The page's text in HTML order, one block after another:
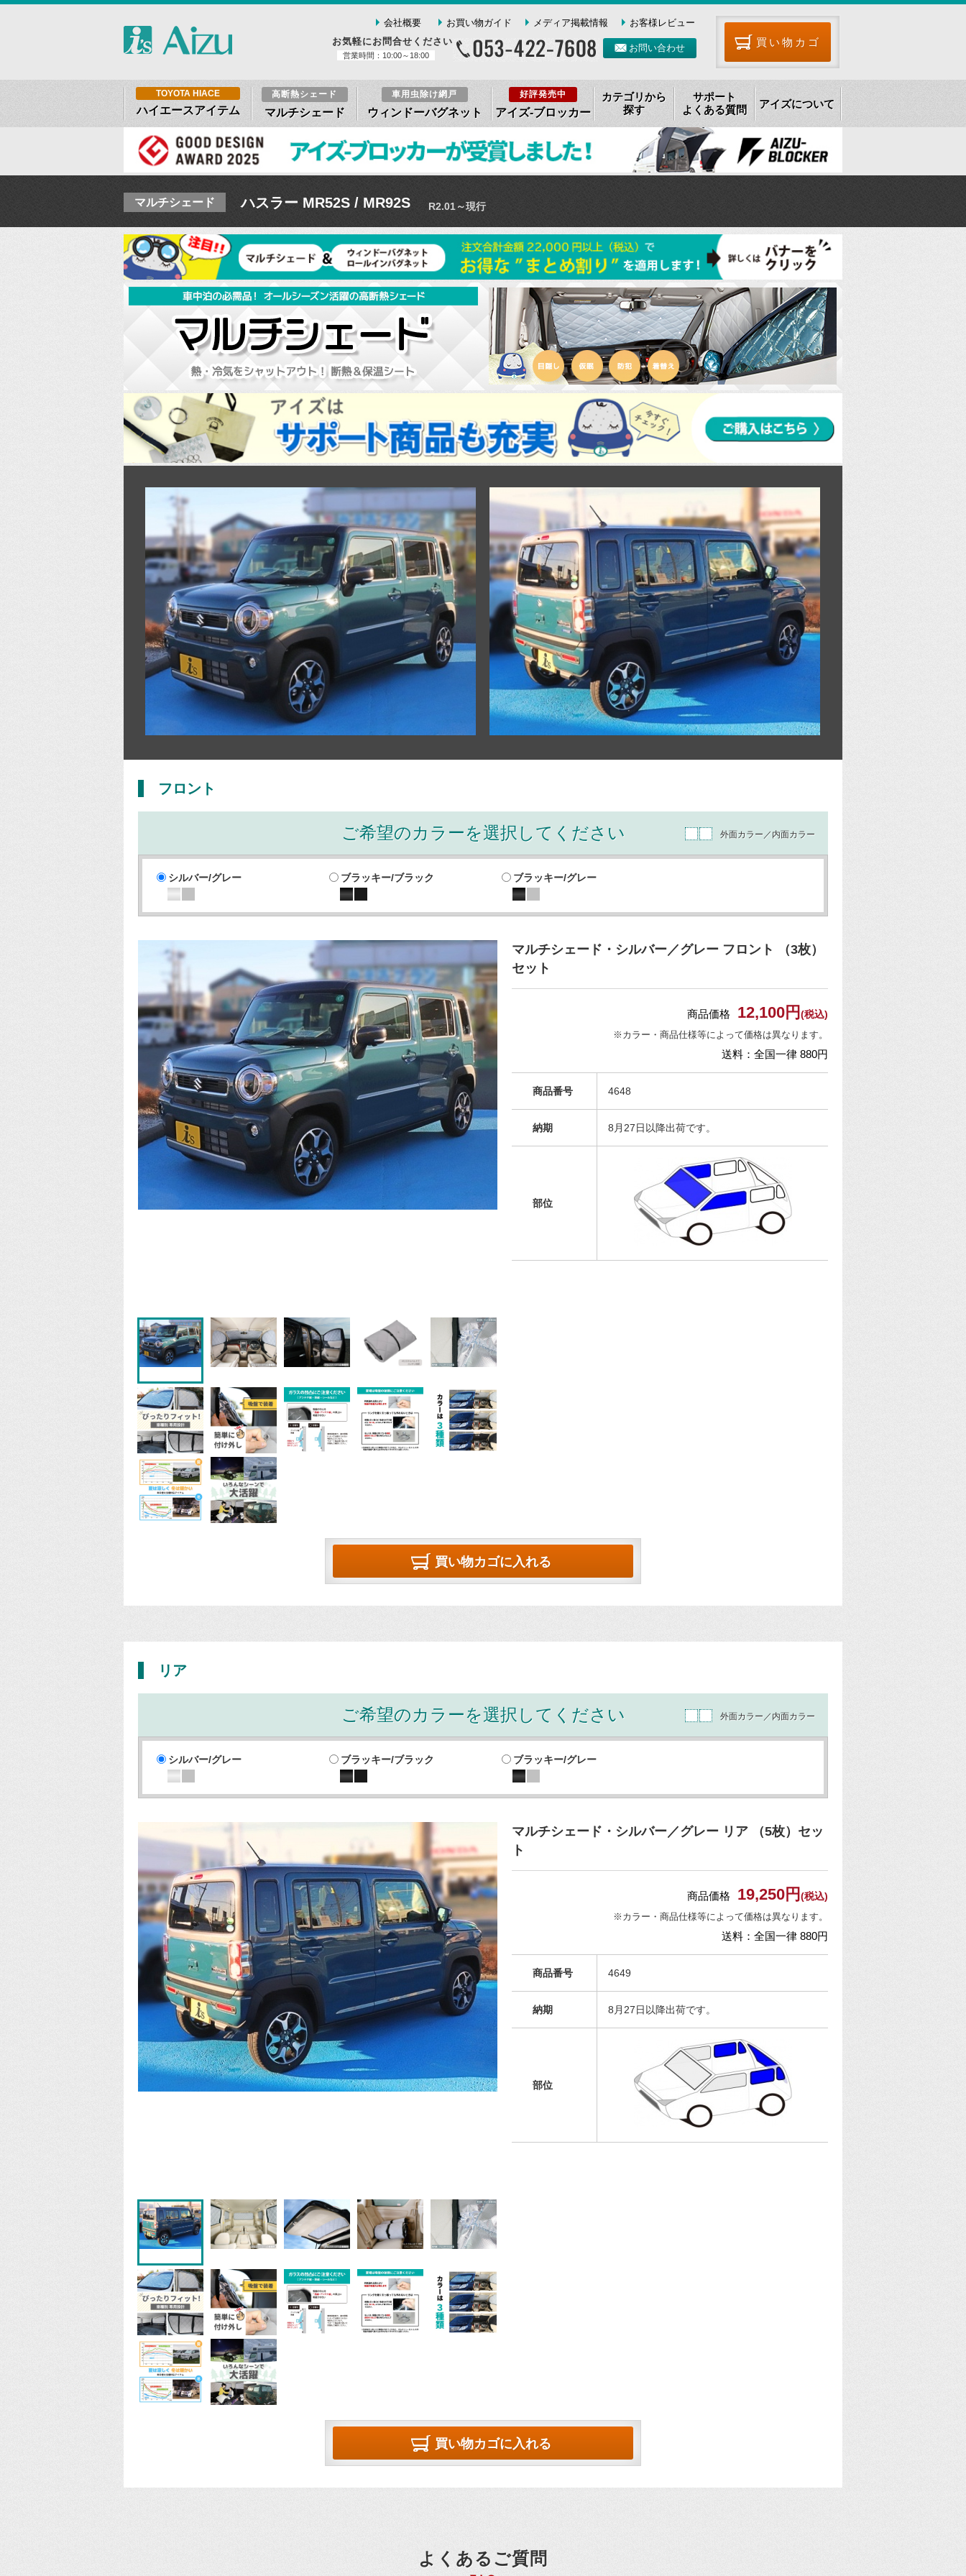
会社概要 お買い物ガイド メディア掲載情報
お客様レビュー
お気軽にお問合せください
営業時間：10:00～18:00
お問い合わせ 買い物カゴ
TOYOTA HIACE
ハイエースアイテム
高断熱シェード
マルチシェード
車用虫除け網戸
ウィンドーバグネット
好評発売中
アイズ-ブロッカー
カテゴリから
探す
サポート
よくある質問
アイズについて
マルチシェード ハスラー MR52S / MR92S R2.01～現行
フロント
ご希望のカラーを選択してください 外面カラー／内面カラー
シルバー/グレー ブラッキー/ブラック ブラッキー/グレー
マルチシェード・シルバー／グレー フロント （3枚）
セット
商品価格 12,100円 (税込)
※カラー・商品仕様等によって価格は異なります。
送料：全国一律 880円
商品番号 4648
納期 8月27日以降出荷です。
部位
買い物カゴに入れる
リア
ご希望のカラーを選択してください 外面カラー／内面カラー
シルバー/グレー ブラッキー/ブラック ブラッキー/グレー
マルチシェード・シルバー／グレー リア （5枚）セッ
ト
商品価格 19,250円 (税込)
※カラー・商品仕様等によって価格は異なります。
送料：全国一律 880円
商品番号 4649
納期 8月27日以降出荷です。
部位
買い物カゴに入れる
よくあるご質問